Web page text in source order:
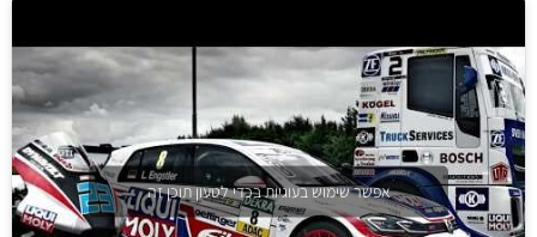
אפשר שימוש בעוגיות בכדי לטעון תוכן זה